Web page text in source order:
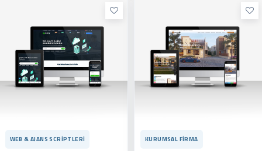
WEB & AJANS SCRIPTLERI KURUMSAL FIRMA